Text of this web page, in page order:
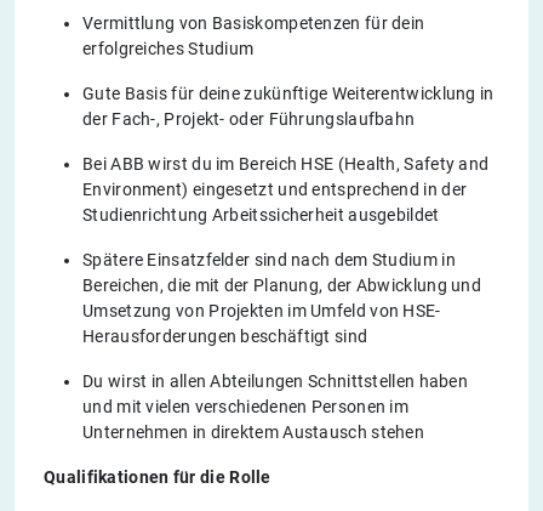
Vermittlung von Basiskompetenzen für dein
erfolgreiches Studium
Gute Basis für deine zukünftige Weiterentwicklung in
der Fach-, Projekt- oder Führungslaufbahn
Bei ABB wirst du im Bereich HSE (Health, Safety and
Environment) eingesetzt und entsprechend in der
Studienrichtung Arbeitssicherheit ausgebildet
Spätere Einsatzfelder sind nach dem Studium in
Bereichen, die mit der Planung, der Abwicklung und
Umsetzung von Projekten im Umfeld von HSE-
Herausforderungen beschäftigt sind
Du wirst in allen Abteilungen Schnittstellen haben
und mit vielen verschiedenen Personen im
Unternehmen in direktem Austausch stehen
Qualifikationen für die Rolle